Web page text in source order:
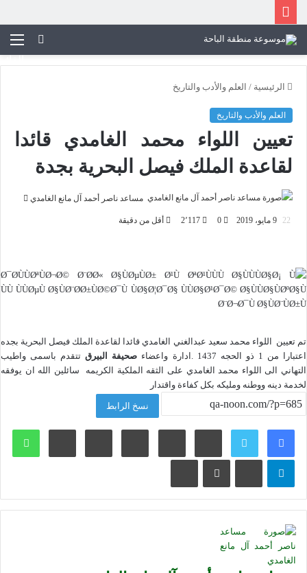
بحث
الرئيسية / العلم والأدب والتاريخ
العلم والأدب والتاريخ
تعيين اللواء محمد الغامدي قائدا
لقاعدة الملك فيصل البحرية بجدة
مساعد ناصر أحمد آل مانع الغامدي
9 مايو، 2019 0 2٬117 أقل من دقيقة
تم تعيين اللواء محمد سعيد عبدالغني الغامدي قائدا لقاعدة الملك فيصل البحرية بجده
اعتبارا من 1 ذو الحجه 1437 .ادارة واعضاء
صحيفة البيرقتتقدم باسمى واطيب
التهاني الى اللواء محمد الغامدي على الثقه الملكية الكريمه سائلين الله ان يوفقه
لخدمة دينه ووطنه ومليكه بكل كفاءة واقتدار
نسخ الرابط
لينكدإن ‏Tumblr بينتيريست
‏Reddit
‏VKontakte
تيلقرام ڤايبر مشاركة عبر البريد طباعة